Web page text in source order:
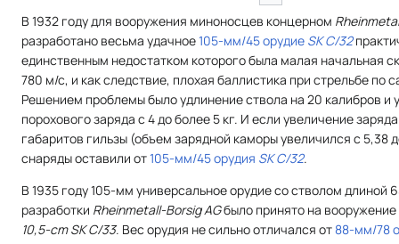
В 1932 году для вооружения миноносцев концерном
разработано весьма удачное105-мм/45 орудие SK C/32
единственным недостатком которого была малая начальная
780 м/с, и как следствие, плохая баллистика при стрельбе по
Решением проблемы было удлинение ствола на 20 калибров и
порохового заряда с 4 до более 5 кг. И если увеличение
габаритов гильзы (объем зарядной каморы увеличился с 5,38
снаряды оставили от105-мм/45 орудия SK C/32.
В 1935 году 105-мм универсальное орудие со стволом длиной
разработки Rheinmetall-Borsig AGбыло принято на
10,5-cm SK C/33. Вес орудия не сильно отличался от88-мм/78